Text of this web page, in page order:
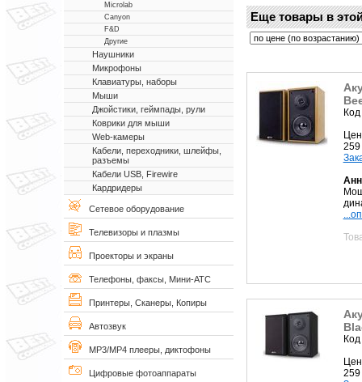
Microlab
Canyon
F&D
Другие
Наушники
Микрофоны
Клавиатуры, наборы
Мыши
Джойстики, геймпады, рули
Коврики для мыши
Web-камеры
Кабели, переходники, шлейфы,
разъемы
Кабели USB, Firewire
Кардридеры
Сетевое оборудование
Телевизоры и плазмы
Проекторы и экраны
Телефоны, факсы, Мини-АТС
Принтеры, Сканеры, Копиры
Автозвук
MP3/MP4 плееры, диктофоны
Цифровые фотоаппараты
Еще товары в